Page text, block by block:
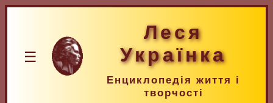
☰
Леся
Українка
Енциклопедія життя і
творчості